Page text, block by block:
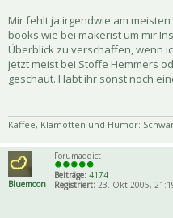
Mir fehlt ja irgendwie am
books wie bei makerist um mir
Überblick zu verschaffen, wenn
jetzt meist bei Stoffe Hemmers
geschaut. Habt ihr sonst noch
Kaffee, Klamotten und Humor:
Bluemoon
Forumaddict
Beiträge: 4174
Registriert: 23. Okt 2005,